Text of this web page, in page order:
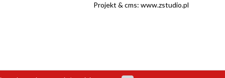
Projekt & cms: www.zstudio.pl